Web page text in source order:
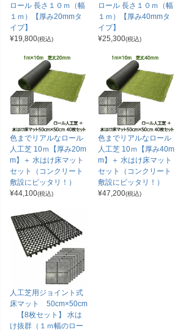
ロール 長さ１０ｍ（幅
１ｍ）【厚み20mmタ
イプ】
¥19,800(税込)
ロール 長さ１０ｍ（幅
１ｍ）【厚み40mmタ
イプ】
¥25,300(税込)
色までリアルなロール
人工芝 10ｍ【厚み20m
m】＋ 水はけ床マット
セット（コンクリート
敷設にピッタリ！）
¥44,100(税込)
色までリアルなロール
人工芝 10ｍ【厚み40m
m】＋ 水はけ床マット
セット（コンクリート
敷設にピッタリ！）
¥47,200(税込)
人工芝用ジョイント式
床マット 50cm×50cm
【8枚セット】 水は
け抜群（１ｍ幅のロー